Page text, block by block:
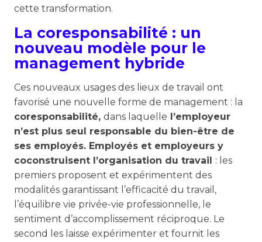
cette transformation.
La coresponsabilité : un
nouveau modèle pour le
management hybride
Ces nouveaux usages des lieux de travail ont
favorisé une nouvelle forme de management : la
coresponsabilité, dans laquelle l’employeur
n’est plus seul responsable du bien-être de
ses employés. Employés et employeurs y
coconstruisent l’organisation du travail : les
premiers proposent et expérimentent des
modalités garantissant l’efficacité du travail,
l’équilibre vie privée-vie professionnelle, le
sentiment d’accomplissement réciproque. Le
second les laisse expérimenter et fournit les